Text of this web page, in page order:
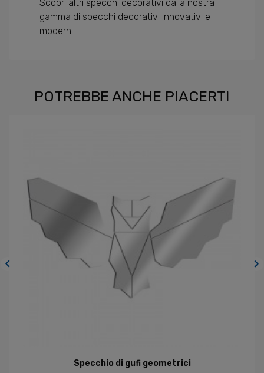
Scopri altri specchi decorativi dalla nostra
gamma di specchi decorativi innovativi e
moderni.
POTREBBE ANCHE PIACERTI

Specchio di gufi geometrici
